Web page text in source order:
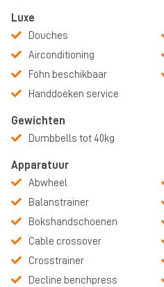
Luxe
Douches
Airconditioning
Föhn beschikbaar
Handdoeken service
Gewichten
Dumbbells tot 40kg
Apparatuur
Abwheel
Balanstrainer
Bokshandschoenen
Cable crossover
Crosstrainer
Decline benchpress